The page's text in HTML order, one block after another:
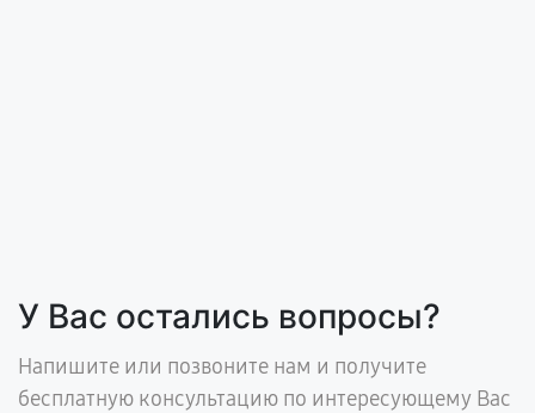
У Вас остались вопросы?
Напишите или позвоните нам и получите
бесплатную консультацию по интересующему Вас